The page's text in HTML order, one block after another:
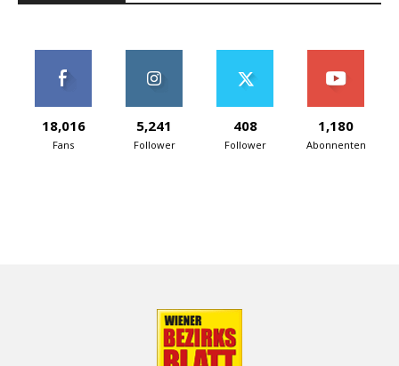
18,016
Fans
5,241
Follower
408
Follower
1,180
Abonnenten